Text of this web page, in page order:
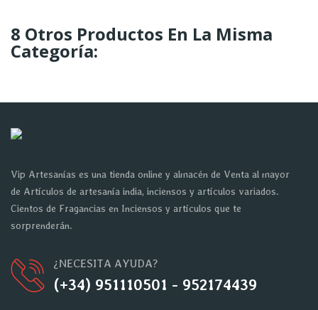
8 Otros Productos En La Misma
Categoría:
Vip Artesanías es una tienda online y almacén de Venta al mayor
de Artículos de artesanía india, inciensos y artículos variados.
Cientos de Fragancias en Inciensos y artículos que te
sorprenderán.
¿NECESITA AYUDA?
(+34) 951110501 - 952174439